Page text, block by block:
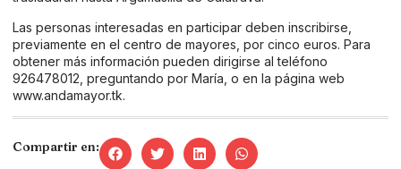
Las personas interesadas en participar deben inscribirse,
previamente en el centro de mayores, por cinco euros. Para
obtener más información pueden dirigirse al teléfono
926478012, preguntando por María, o en la página web
www.andamayor.tk.
Compartir en: